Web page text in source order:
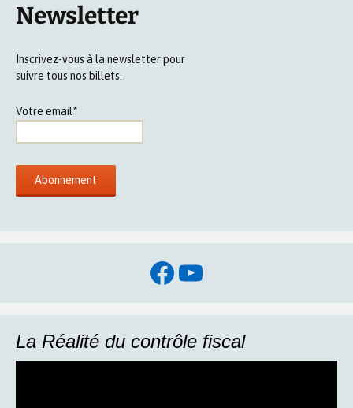
Newsletter
Inscrivez-vous à la newsletter pour
suivre tous nos billets.
Votre email*
Facebook
YouTube
La Réalité du contrôle fiscal